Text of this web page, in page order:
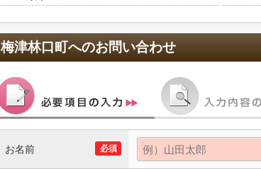
梅津林口町へのお問い合わせ
必須
お名前